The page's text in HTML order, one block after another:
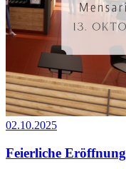
02.10.2025
Feierliche Eröffnung